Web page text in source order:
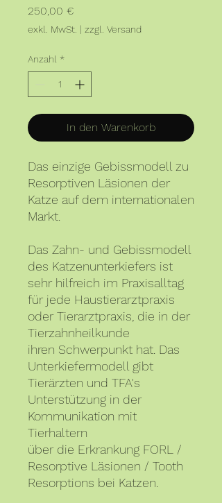
250,00 €
exkl. MwSt. | zzgl. Versand
Anzahl *
In den Warenkorb
Das einzige Gebissmodell zu
Resorptiven Läsionen der
Katze auf dem internationalen
Markt.
Das Zahn- und Gebissmodell
des Katzenunterkiefers ist
sehr hilfreich im Praxisalltag
für jede Haustierarztpraxis
oder Tierarztpraxis, die in der
Tierzahnheilkunde
ihren Schwerpunkt hat. Das
Unterkiefermodell gibt
Tierärzten und TFA's
Unterstützung in der
Kommunikation mit
Tierhaltern
über die Erkrankung FORL /
Resorptive Läsionen / Tooth
Resorptions bei Katzen.